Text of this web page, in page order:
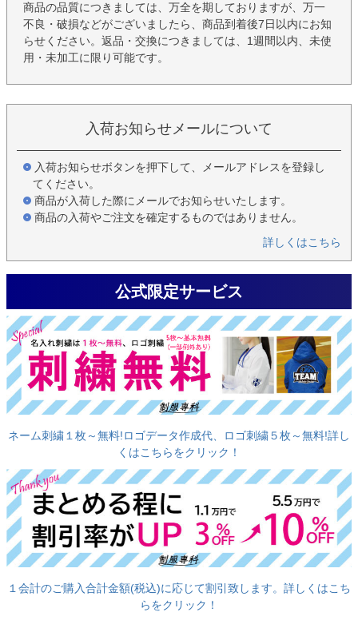
商品の品質につきましては、万全を期しておりますが、万一
不良・破損などがございましたら、商品到着後7日以内にお知
らせください。返品・交換につきましては、1週間以内、未使
用・未加工に限り可能です。
入荷お知らせメールについて
入荷お知らせボタンを押下して、メールアドレスを登録し
てください。
商品が入荷した際にメールでお知らせいたします。
商品の入荷やご注文を確定するものではありません。
詳しくはこちら
公式限定サービス
ネーム刺繍１枚～無料!ロゴデータ作成代、ロゴ刺繍５枚～無料!詳し
くはこちらをクリック！
１会計のご購入合計金額(税込)に応じて割引致します。詳しくはこち
らをクリック！